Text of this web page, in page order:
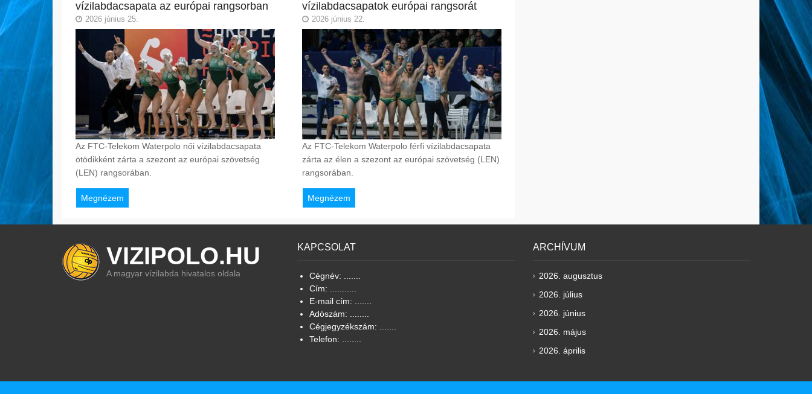
vízilabdacsapata az európai rangsorban
2026 június 25.
Az FTC-Telekom Waterpolo női vízilabdacsapata
ötödikként zárta a szezont az európai szövetség
(LEN) rangsorában.
Megnézem
vízilabdacsapatok európai rangsorát
2026 június 22.
Az FTC-Telekom Waterpolo férfi vízilabdacsapata
zárta az élen a szezont az európai szövetség (LEN)
rangsorában.
Megnézem
VIZIPOLO.HU
A magyar vízilabda hivatalos oldala
KAPCSOLAT
Cégnév: .......
Cím: ...........
E-mail cím: .......
Adószám: ........
Cégjegyzékszám: .......
Telefon: ........
ARCHÍVUM
2026. augusztus
2026. július
2026. június
2026. május
2026. április